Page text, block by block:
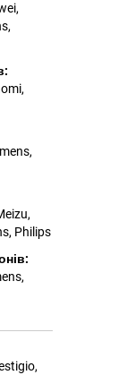
,
,
:
,
,
,
, Philips
:
,
,